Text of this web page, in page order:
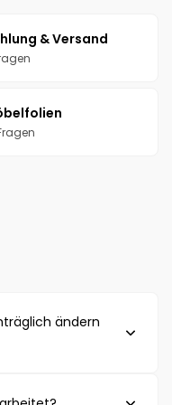
& Versand
ändern
versendet